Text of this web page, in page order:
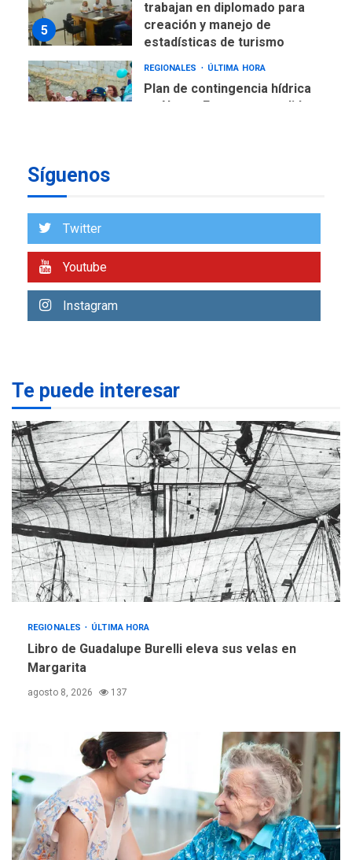
5
trabajan en diplomado para
creación y manejo de
estadísticas de turismo
REGIONALES ÚLTIMA HORA
Plan de contingencia hídrica
en Nueva Esparta consolida
7
2
Margarita será sede de
para aprender a atender
adultos mayores
3
REGIONALES ÚLTIMA HORA
Mariño fortalece capacidad
operativa con flota
vehicular de 60 unidades
adquiridas en un año de
gestión
4
REGIONALES ÚLTIMA HORA
«Juan Bautista Arismendi» a
la altura de Macho Muerto
trabajan en diplomado para
creación y manejo de
estadísticas de turismo
Síguenos
Twitter
Youtube
Instagram
Te puede interesar
REGIONALES ÚLTIMA HORA
Libro de Guadalupe Burelli eleva sus velas en
Margarita
agosto 8, 2026 137